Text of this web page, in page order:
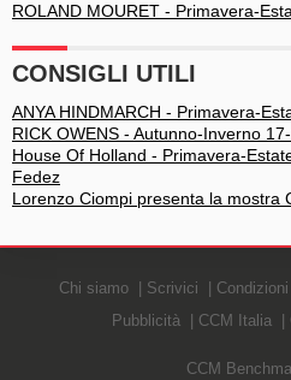
ROLAND MOURET - Primavera-
CONSIGLI UTILI
ANYA HINDMARCH - Primavera-
RICK OWENS - Autunno-Inverno
House Of Holland - Primavera-
Fedez
Lorenzo Ciompi presenta la mostra
Chi siamo Scrivici
Pubblicità
CCM Italia
CCM